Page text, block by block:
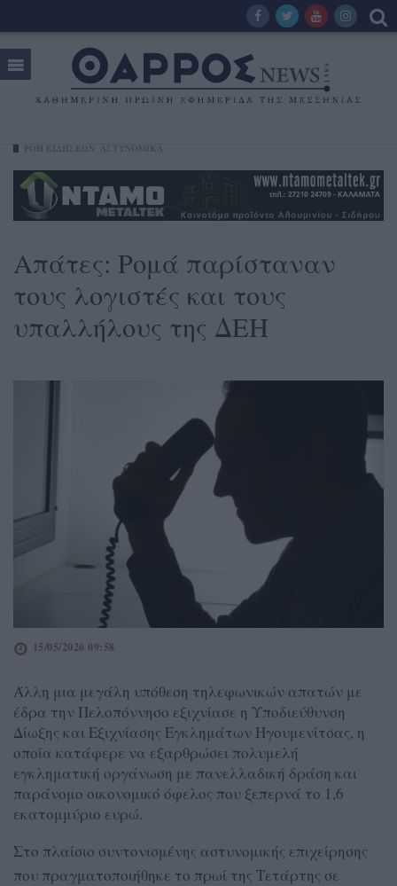
Απάτες: Ρομά παρίσταναν
τους λογιστές και τους
υπαλλήλους της ΔΕΗ
15/05/2026 09:58
Άλλη μια μεγάλη υπόθεση τηλεφωνικών απατών με
έδρα την Πελοπόννησο εξιχνίασε η Υποδιεύθυνση
Δίωξης και Εξιχνίασης Εγκλημάτων Ηγουμενίτσας, η
οποία κατάφερε να εξαρθρώσει πολυμελή
εγκληματική οργάνωση με πανελλαδική δράση και
παράνομο οικονομικό όφελος που ξεπερνά το 1,6
εκατομμύριο ευρώ.
Στο πλαίσιο συντονισμένης αστυνομικής επιχείρησης
που πραγματοποιήθηκε το πρωί της Τετάρτης σε